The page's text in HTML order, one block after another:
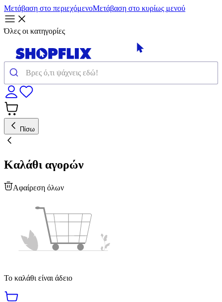
Μετάβαση στο περιεχόμενοΜετάβαση στο κυρίως μενού
Όλες οι κατηγορίες
Πίσω
Καλάθι αγορών
Αφαίρεση όλων
Το καλάθι είναι άδειο